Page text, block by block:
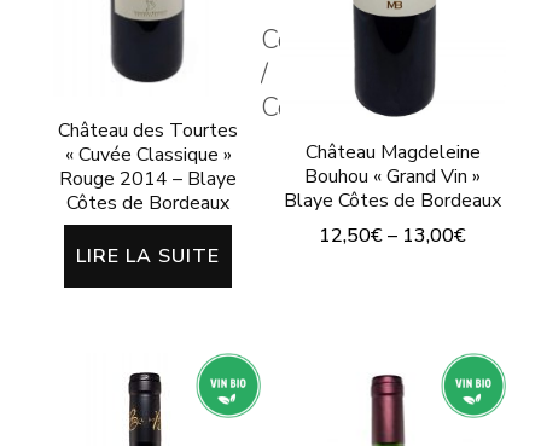
la
page
du
produit
Château des Tourtes
« Cuvée Classique »
Rouge 2014 – Blaye
Côtes de Bordeaux
LIRE LA SUITE
Château Magdeleine
Bouhou « Grand Vin »
Blaye Côtes de Bordeaux
12,50€– 13,00€
plusieurs
variations.
Couleur
/
Color